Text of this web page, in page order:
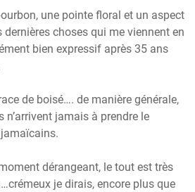
une pointe floral et un aspect
dernières choses qui me viennent en
bien expressif après 35 ans
de boisé…. de manière générale,
n’arrivent jamais à prendre le
dérangeant, le tout est très
je dirais, encore plus que